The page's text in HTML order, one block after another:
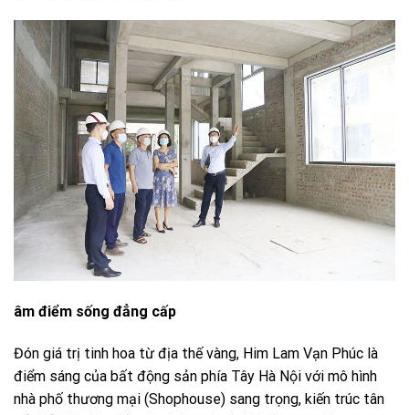
âm điểm sống đẳng cấp
Đón giá trị tinh hoa từ địa thế vàng, Him Lam Vạn Phúc là
điểm sáng của bất động sản phía Tây Hà Nội với mô hình
nhà phố thương mại (Shophouse) sang trọng, kiến trúc tân